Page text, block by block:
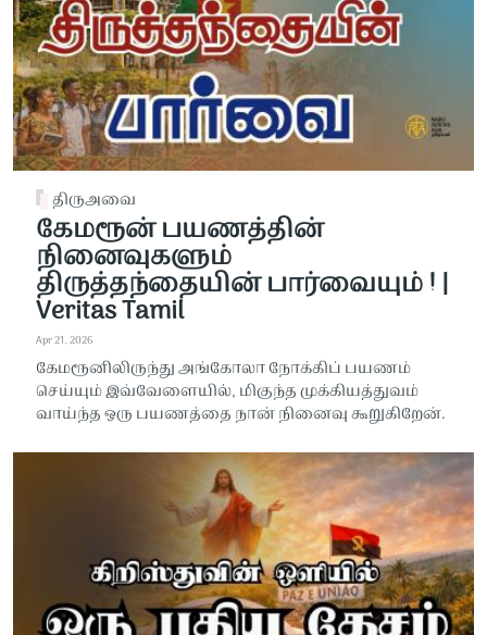
திருஅவை
கேமரூன் பயணத்தின்
நினைவுகளும்
திருத்தந்தையின் பார்வையும் ! |
Veritas Tamil
Apr 21, 2026
கேமரூனிலிருந்து அங்கோலா நோக்கிப் பயணம்
செய்யும் இவ்வேளையில், மிகுந்த முக்கியத்துவம்
வாய்ந்த ஒரு பயணத்தை நான் நினைவு கூறுகிறேன்.